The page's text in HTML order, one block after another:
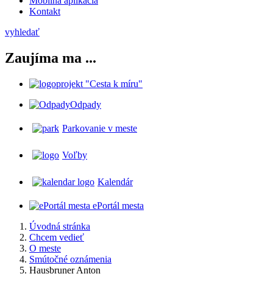
Kontakt
vyhledať
Zaujíma ma ...
projekt "Cesta k míru"
Odpady
Parkovanie v meste
Voľby
Kalendár
ePortál mesta
Úvodná stránka
Chcem vedieť
O meste
Smútočné oznámenia
Hausbruner Anton